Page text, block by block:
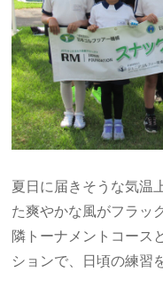
夏日に届きそうな気温
た爽やかな風がフラッ
隣トーナメントコース
ションで、日頃の練習